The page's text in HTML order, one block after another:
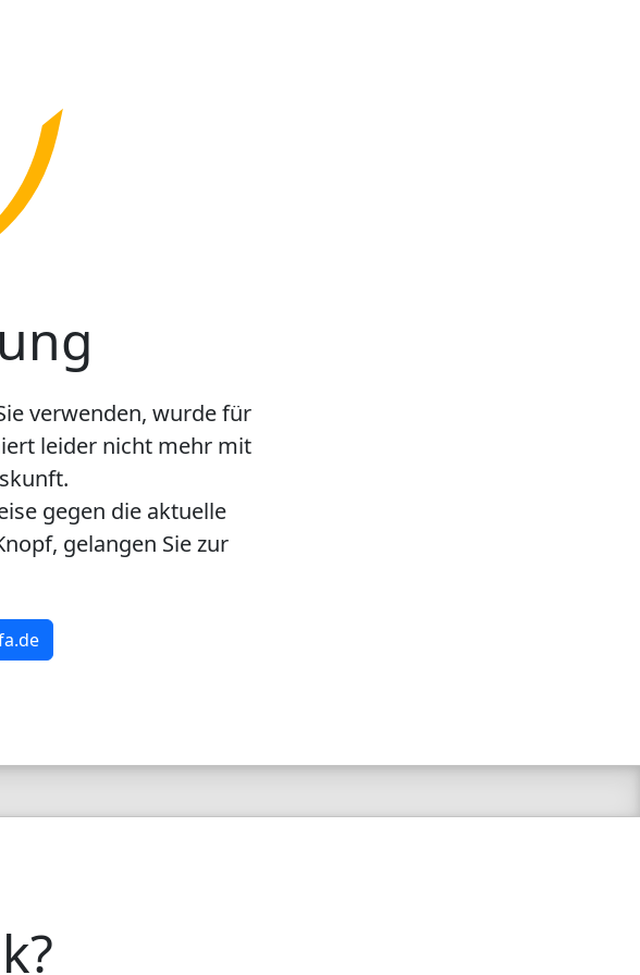
verwenden, wurde für
leider nicht mehr mit
gegen die aktuelle
gelangen Sie zur